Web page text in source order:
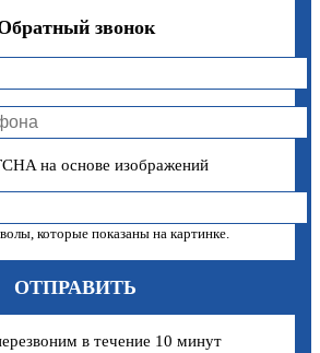
звонок
которые показаны на картинке.
в течение 10 минут